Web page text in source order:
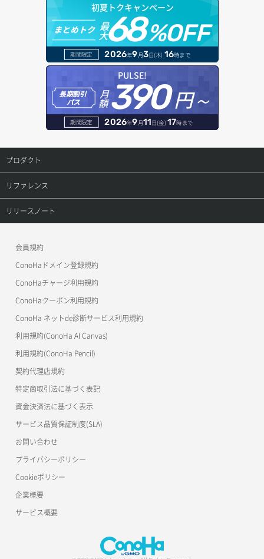
サーバー削除
サーバー操作（起動/停止/再起動/強制停止）
サーバー設定切替
サーバー詳細一覧取得
サーバー詳細取得
ポートデタッチ
ボリュームアタッチ
ボリュームデタッチ
ポート詳細取得
ロードバランサー詳細取得
ロードバランサー追加
ドメイン情報登録
ドメイン詳細取得
レコード一覧取得
レコード作成
レコード更新
レコード詳細取得
初夏トクキャンペーン
まとめトク 最
大68%OFF
期間限定 2026年9月3日(木) 16時まで
PULSE!
長期割引
パス
月
額390円～
期間限定 2026年9月11日(金) 17時まで
プロダクト
プロダクトトップ
ConoHa VPS(Ver.3.0)
ConoHa for GAME
リファレンス
リファレンストップ
OpenStack CLI
Terraform
s3cmd
公開API(ConoHa VPS Ver.2.0)
リリースノート
会員規約
ConoHaドメイン登録規約
ConoHaチャージ利用規約
ConoHaクーポン利用規約
ConoHa ネットde診断サービス利用規約
利用規約(ConoHa AI Canvas)
利用規約(ConoHa Pencil)
契約代理店規約
特定商取引法に基づく表記
資金決済法に基づく表示
サービス品質保証制度(SLA)
お問い合わせ
プライバシーポリシー
Cookieポリシー
企業概要
サービス概要